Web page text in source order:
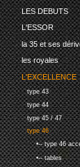
LES DEBUTS
L'ESSOR
la 35 et ses
les royales
L'EXCELLENCE
type 43
type 44
type 45 / 47
type 46
•-- type 46
•-- tables